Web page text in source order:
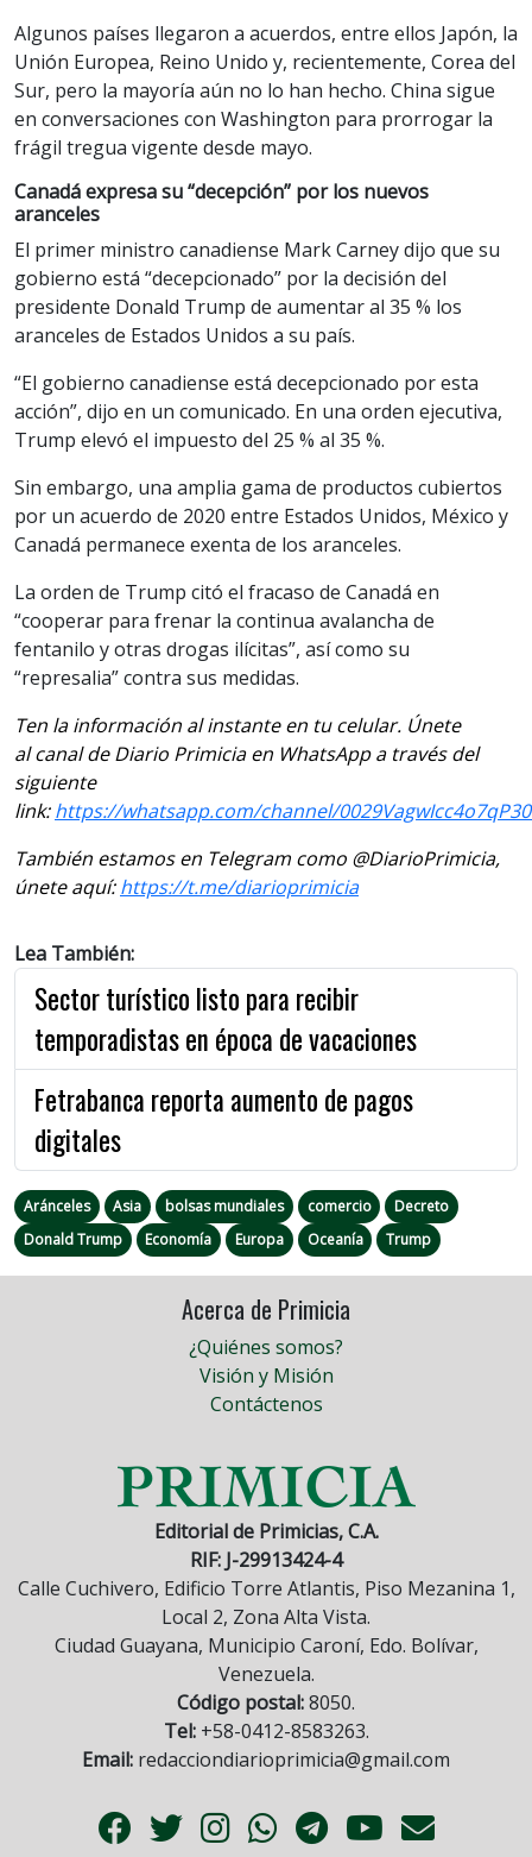
Algunos países llegaron a acuerdos, entre ellos Japón, la
Unión Europea, Reino Unido y, recientemente, Corea del
Sur, pero la mayoría aún no lo han hecho. China sigue
en conversaciones con Washington para prorrogar la
frágil tregua vigente desde mayo.
Canadá expresa su “decepción” por los nuevos
aranceles
El primer ministro canadiense Mark Carney dijo que su
gobierno está “decepcionado” por la decisión del
presidente Donald Trump de aumentar al 35 % los
aranceles de Estados Unidos a su país.
“El gobierno canadiense está decepcionado por esta
acción”, dijo en un comunicado. En una orden ejecutiva,
Trump elevó el impuesto del 25 % al 35 %.
Sin embargo, una amplia gama de productos cubiertos
por un acuerdo de 2020 entre Estados Unidos, México y
Canadá permanece exenta de los aranceles.
La orden de Trump citó el fracaso de Canadá en
“cooperar para frenar la continua avalancha de
fentanilo y otras drogas ilícitas”, así como su
“represalia” contra sus medidas.
Ten la información al instante en tu celular. Únete
al canal de Diario Primicia en WhatsApp a través del
siguiente
link:https://whatsapp.com/channel/
También estamos en Telegram como @DiarioPrimicia,
únete aquí:https://t.me/diarioprimicia
Lea También:
Sector turístico listo para recibir
temporadistas en época de vacaciones
Fetrabanca reporta aumento de pagos
digitales
Aránceles Asia bolsas mundiales comercio
Decreto
Donald Trump
Economía Europa Oceanía Trump
Acerca de Primicia
¿Quiénes somos?
Visión y Misión
Contáctenos
Editorial de Primicias, C.A.
RIF: J-29913424-4
Calle Cuchivero, Edificio Torre Atlantis, Piso Mezanina 1,
Local 2, Zona Alta Vista.
Ciudad Guayana, Municipio Caroní, Edo. Bolívar,
Venezuela.
Código postal:8050.
Tel:+58-0412-8583263.
Email: redacciondiarioprimicia@gmail.com